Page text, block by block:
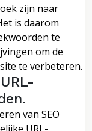
zijn naar
is daarom
te
om de
te verbeteren.
van SEO
URL-